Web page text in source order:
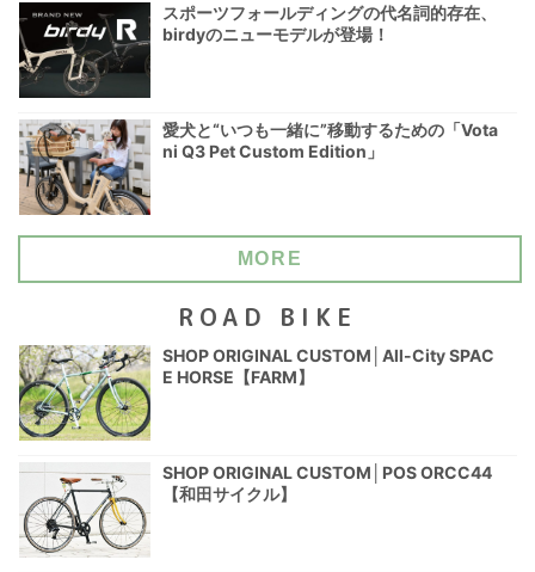
スポーツフォールディングの代名詞的存在、
birdyのニューモデルが登場！
愛犬と“いつも一緒に”移動するための「Vota
ni Q3 Pet Custom Edition」
MORE
ROAD BIKE
SHOP ORIGINAL CUSTOM│All-City SPAC
E HORSE【FARM】
SHOP ORIGINAL CUSTOM│POS ORCC44
【和田サイクル】